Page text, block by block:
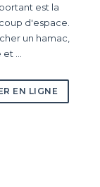
est la
d'espace.
un hamac,
...
EN LIGNE